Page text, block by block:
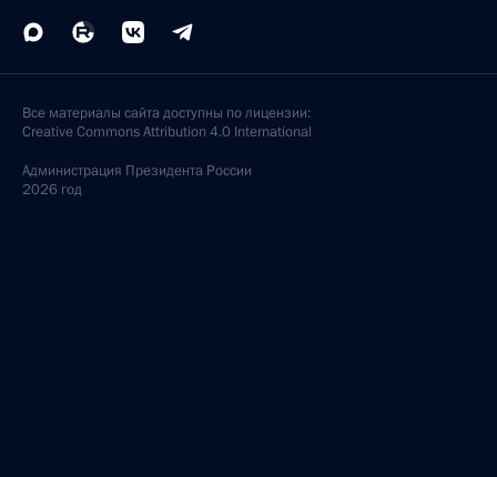
Все материалы сайта доступны по лицензии:
Creative Commons Attribution 4.0 International
Администрация Президента России
2026 год